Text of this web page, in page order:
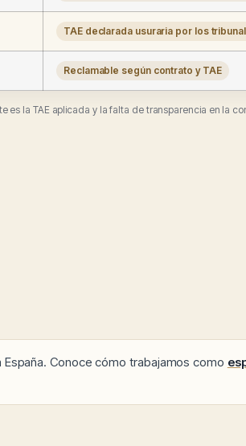
TAE declarada usuraria por los
Reclamable según contrato y TAE
es la TAE aplicada y la falta de transparencia en la
Conoce cómo trabajamos como